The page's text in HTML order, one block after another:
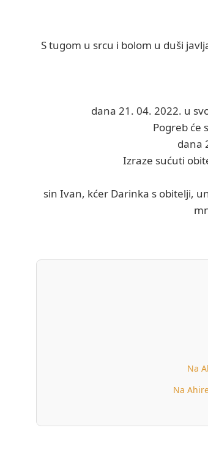
S tugom u srcu i bolom u duši
dana 21. 04. 2022. u
Pogreb će
dana
Izraze sućuti
sin Ivan, kćer Darinka s obitelji,
Na
Na